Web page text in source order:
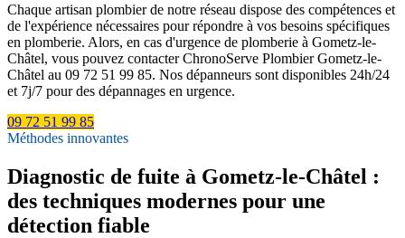
Chaque artisan plombier de notre réseau dispose des compétences et
de l'expérience nécessaires pour répondre à vos besoins spécifiques
en plomberie. Alors, en cas d'urgence de plomberie à Gometz-le-
Châtel, vous pouvez contacter ChronoServe Plombier Gometz-le-
Châtel au 09 72 51 99 85. Nos dépanneurs sont disponibles 24h/24
et 7j/7 pour des dépannages en urgence.
09 72 51 99 85
Méthodes innovantes
Diagnostic de fuite à Gometz-le-Châtel :
des techniques modernes pour une
détection fiable